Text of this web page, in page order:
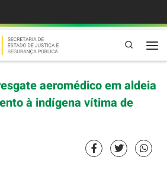
Pesquisa
aeromédico em aldeia
à indígena vítima de